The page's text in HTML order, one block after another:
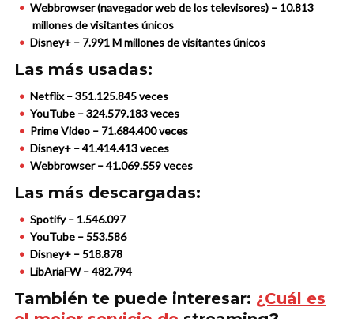
Webbrowser (navegador web de los televisores) – 10.813
millones de visitantes únicos
Disney+ – 7.991 M millones de visitantes únicos
Las más usadas:
Netflix – 351.125.845 veces
YouTube – 324.579.183 veces
Prime Video – 71.684.400 veces
Disney+ – 41.414.413 veces
Webbrowser – 41.069.559 veces
Las más descargadas:
Spotify – 1.546.097
YouTube – 553.586
Disney+ – 518.878
LibAriaFW – 482.794
También te puede interesar: ¿Cuál es